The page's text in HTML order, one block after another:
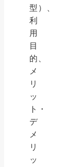
型）、
利
用
目
的、
メ
リ
ッ
ト・
デ
メ
リ
ッ